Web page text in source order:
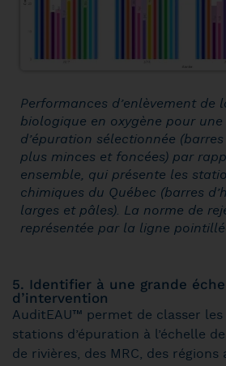
Performances d’enlèvement de
biologique en oxygène pour
d’épuration sélectionnée
plus minces et foncées) par
ensemble, qui présente les
chimiques du Québec (barres
larges et pâles). La norme de
représentée par la ligne
5. Identifier à une grande
d’intervention
AuditEAU™ permet de classer
stations d’épuration à l’échelle
de rivières, des MRC, des